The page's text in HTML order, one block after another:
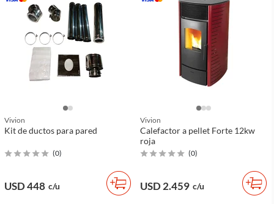
Vivion
Kit de ductos para pared
(0)
USD 448 c/u
Vivion
Calefactor a pellet Forte 12kw
roja
(0)
USD 2.459 c/u